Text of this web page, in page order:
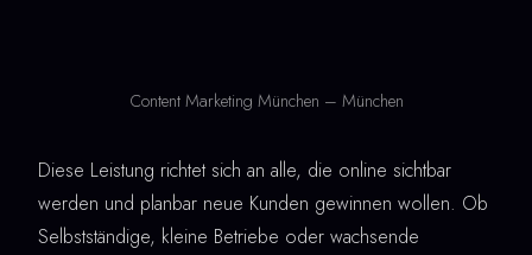
Content Marketing München – München
Diese Leistung richtet sich an alle, die online sichtbar
werden und planbar neue Kunden gewinnen wollen. Ob
Selbstständige, kleine Betriebe oder wachsende